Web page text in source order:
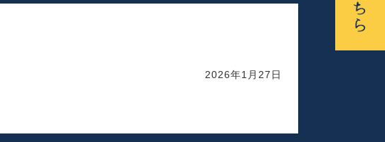
2026年1月27日